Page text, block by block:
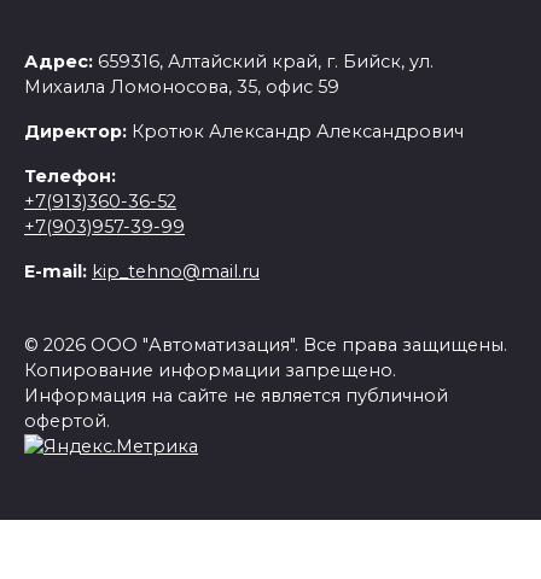
Адрес: 659316, Алтайский край, г. Бийск, ул.
Михаила Ломоносова, 35, офис 59
Директор: Кротюк Александр Александрович
Телефон:
+7(913)360-36-52
+7(903)957-39-99
E-mail: kip_tehno@mail.ru
© 2026 ООО "Автоматизация". Все права защищены.
Копирование информации запрещено.
Информация на сайте не является публичной
офертой.